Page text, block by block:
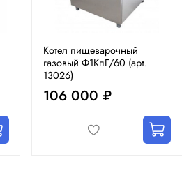
Котел пищеварочный
газовый Ф1КпГ/60 (арт.
13026)
106 000 ₽